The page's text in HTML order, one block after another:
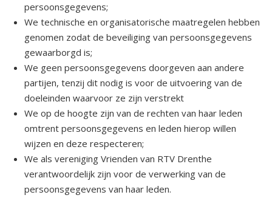
persoonsgegevens;
We technische en organisatorische maatregelen hebben
genomen zodat de beveiliging van persoonsgegevens
gewaarborgd is;
We geen persoonsgegevens doorgeven aan andere
partijen, tenzij dit nodig is voor de uitvoering van de
doeleinden waarvoor ze zijn verstrekt
We op de hoogte zijn van de rechten van haar leden
omtrent persoonsgegevens en leden hierop willen
wijzen en deze respecteren;
We als vereniging Vrienden van RTV Drenthe
verantwoordelijk zijn voor de verwerking van de
persoonsgegevens van haar leden.
2023 Algemene Ledenvergadering deel 1
2023 Te gast in Hemmeltied 1 april
2023 Jubileumjaar, 1988 - 2023
2023 Vriendenmiddag 18 meert
2022 Vriendenavond 19 november
2022 Vriendenfietsdag 27 augustus